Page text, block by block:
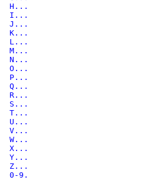
H...
I...
J...
K...
L...
M...
N...
O...
P...
Q...
R...
S...
T...
U...
V...
W...
X...
Y...
Z...
0-9.